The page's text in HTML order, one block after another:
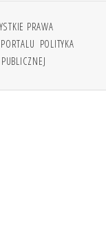
PRAWA
POLITYKA